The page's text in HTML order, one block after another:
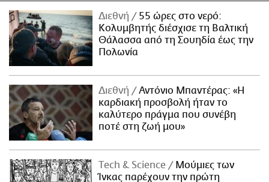
Διεθνή
55 ώρες στο νερό:
Κολυμβητής διέσχισε τη Βαλτική
Θάλασσα από τη Σουηδία έως την
Πολωνία
Διεθνή
Αντόνιο Μπαντέρας: «Η
καρδιακή προσβολή ήταν το
καλύτερο πράγμα που συνέβη
ποτέ στη ζωή μου»
Τech & Science
Μούμιες των
Ίνκας παρέχουν την πρώτη